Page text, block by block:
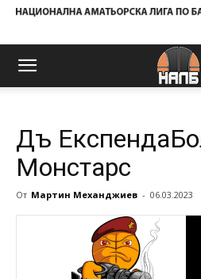
Дъ
Монстарс
От Мартин Механджиев - 06.03.2023